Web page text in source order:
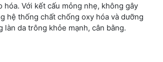
Với kết cấu mỏng nhẹ, không gây
hệ thống chất chống oxy hóa và dưỡng
da trông khỏe mạnh, cân bằng.